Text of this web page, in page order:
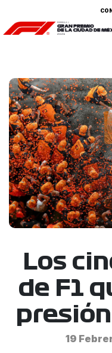
Los
de F1
19